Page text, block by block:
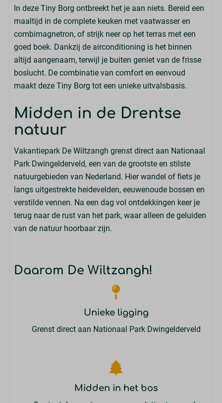
Vaatwasser
Koelkast
Koelkast met vriesvak
Combimagnetron
Waterkoker
Keukengerei
Pannen
Borden
Drinkglazen
Eettafel & stoelen
Buitenleven
Terras
Parkeerplaats: 1
Tuinset
In deze Tiny Borg ontbreekt het je aan niets. Bereid een
maaltijd in de complete keuken met vaatwasser en
combimagnetron, of strijk neer op het terras met een
goed boek. Dankzij de airconditioning is het binnen
altijd aangenaam, terwijl je buiten geniet van de frisse
boslucht. De combinatie van comfort en eenvoud
maakt deze Tiny Borg tot een unieke uitvalsbasis.
Midden in de Drentse
natuur
Vakantiepark De Wiltzangh grenst direct aan Nationaal
Park Dwingelderveld, een van de grootste en stilste
natuurgebieden van Nederland. Hier wandel of fiets je
langs uitgestrekte heidevelden, eeuwenoude bossen en
verstilde vennen. Na een dag vol ontdekkingen keer je
terug naar de rust van het park, waar alleen de geluiden
van de natuur hoorbaar zijn.
Daarom De Wiltzangh!
Unieke ligging
Grenst direct aan Nationaal Park Dwingelderveld
Midden in het bos